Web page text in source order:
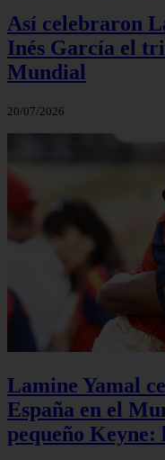
Así celebraron
Inés García el
Mundial
20/07/2026
Lamine Yamal
España en el
pequeño Keyne: